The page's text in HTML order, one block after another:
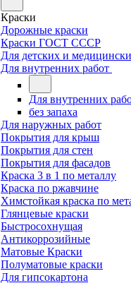
Краски
Дорожные краски
Краски ГОСТ СССР
Для детских и
Для внутренних работ
Для внутренних
без запаха
Для наружных работ
Покрытия для крыш
Покрытия для стен
Покрытия для фасадов
Краска 3 в 1 по металлу
Краска по ржавчине
Химстойкая краска по
Глянцевые краски
Быстросохнущая
Антикоррозийные
Матовые Краски
Полуматовые краски
Для гипсокартона